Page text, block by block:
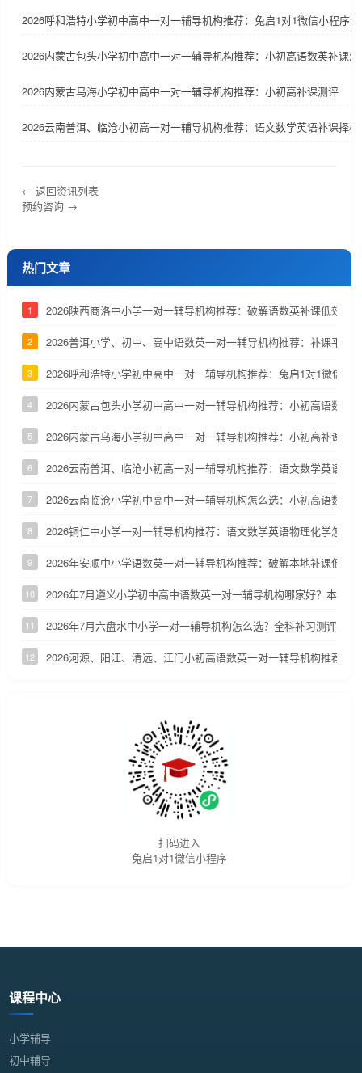
2026呼和浩特小学初中高中一对一辅导机构推荐：兔启1对1微信小程序
2026内蒙古包头小学初中高中一对一辅导机构推荐：小初高语数英补课
2026内蒙古乌海小学初中高中一对一辅导机构推荐：小初高补课测评
2026云南普洱、临沧小初高一对一辅导机构推荐：语文数学英语补课择
← 返回资讯列表
预约咨询 →
热门文章
1 2026陕西商洛中小学一对一辅导机构推荐：破解语数英补课低效问题
2 2026普洱小学、初中、高中语数英一对一辅导机构推荐：补课平台
3 2026呼和浩特小学初中高中一对一辅导机构推荐：兔启1对1微信小
4 2026内蒙古包头小学初中高中一对一辅导机构推荐：小初高语数英
5 2026内蒙古乌海小学初中高中一对一辅导机构推荐：小初高补课测评
6 2026云南普洱、临沧小初高一对一辅导机构推荐：语文数学英语补
7 2026云南临沧小学初中高中一对一辅导机构怎么选：小初高语数英
8 2026铜仁中小学一对一辅导机构推荐：语文数学英语物理化学怎么
9 2026年安顺中小学语数英一对一辅导机构推荐：破解本地补课低效
10 2026年7月遵义小学初中高中语数英一对一辅导机构哪家好？本地家
11 2026年7月六盘水中小学一对一辅导机构怎么选？全科补习测评
12 2026河源、阳江、清远、江门小初高语数英一对一辅导机构推荐
扫码进入
兔启1对1微信小程序
课程中心
小学辅导
初中辅导